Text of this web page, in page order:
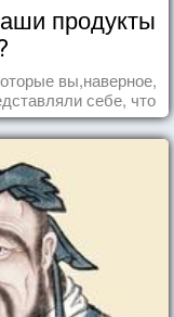
продукты
вы,наверное,
себе, что